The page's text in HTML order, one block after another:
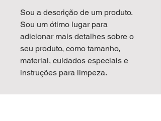
Sou a descrição de um produto.
Sou um ótimo lugar para
adicionar mais detalhes sobre o
seu produto, como tamanho,
material, cuidados especiais e
instruções para limpeza.